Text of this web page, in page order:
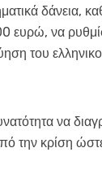
δάνεια,
ευρώ, να
του
να
την κρίση